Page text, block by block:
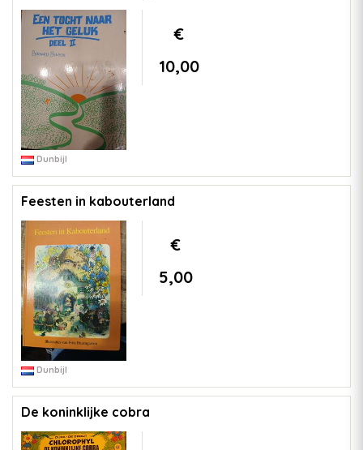
€
10,00
Dunbijl
Feesten in kabouterland
€
5,00
Dunbijl
De koninklijke cobra